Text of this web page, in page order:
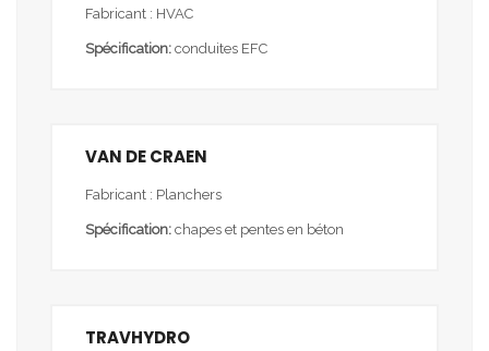
Fabricant : HVAC
Spécification: conduites EFC
VAN DE CRAEN
Fabricant : Planchers
Spécification: chapes et pentes en béton
TRAVHYDRO